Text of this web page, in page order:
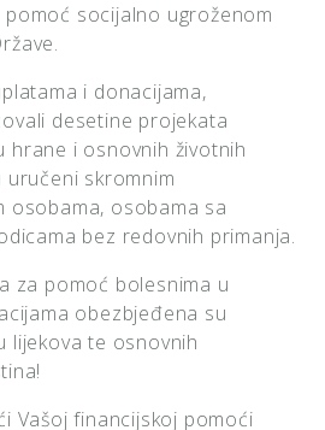
pomoć socijalno ugroženom
i donacijama,
desetine projekata
hrane i osnovnih životnih
uručeni skromnim
osobama, osobama sa
bez redovnih primanja.
za pomoć bolesnima u
obezbjeđena su
lijekova te osnovnih
Vašoj financijskoj pomoći